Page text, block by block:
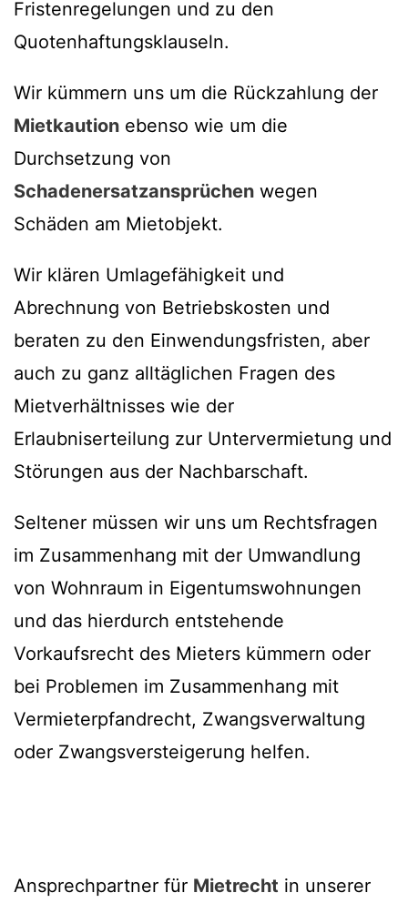
Fristenregelungen und zu den
Quotenhaftungsklauseln.
Wir kümmern uns um die Rückzahlung der
Mietkaution ebenso wie um die
Durchsetzung von
Schadenersatzansprüchen wegen
Schäden am Mietobjekt.
Wir klären Umlagefähigkeit und
Abrechnung von Betriebskosten und
beraten zu den Einwendungsfristen, aber
auch zu ganz alltäglichen Fragen des
Mietverhältnisses wie der
Erlaubniserteilung zur Untervermietung und
Störungen aus der Nachbarschaft.
Seltener müssen wir uns um Rechtsfragen
im Zusammenhang mit der Umwandlung
von Wohnraum in Eigentumswohnungen
und das hierdurch entstehende
Vorkaufsrecht des Mieters kümmern oder
bei Problemen im Zusammenhang mit
Vermieterpfandrecht, Zwangsverwaltung
oder Zwangsversteigerung helfen.
Ansprechpartner für Mietrecht in unserer